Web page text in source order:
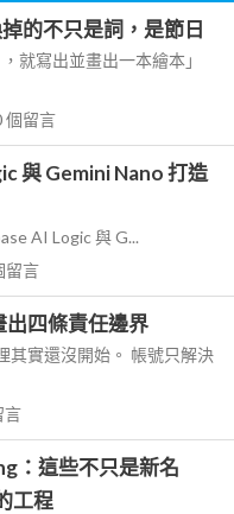
的不只是詞，是節日
就寫出並畫出一本繪本」
個留言
與 Gemini Nano 打造
AI Logic 與 G...
留言
四條責任邊界
其實還沒開始。 帳號只解決
言
：這些不只是新名
工程